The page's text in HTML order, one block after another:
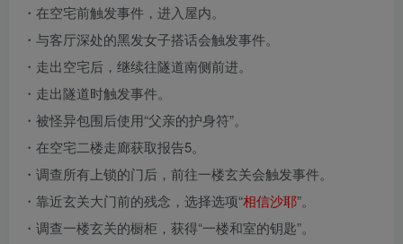
・在空宅前触发事件，进入屋内。
・与客厅深处的黑发女子搭话会触发事件。
・走出空宅后，继续往隧道南侧前进。
・走出隧道时触发事件。
・被怪异包围后使用“父亲的护身符”。
・在空宅二楼走廊获取报告5。
・调查所有上锁的门后，前往一楼玄关会触发事件。
・靠近玄关大门前的残念，选择选项“相信沙耶”。
・调查一楼玄关的橱柜，获得“一楼和室的钥匙”。